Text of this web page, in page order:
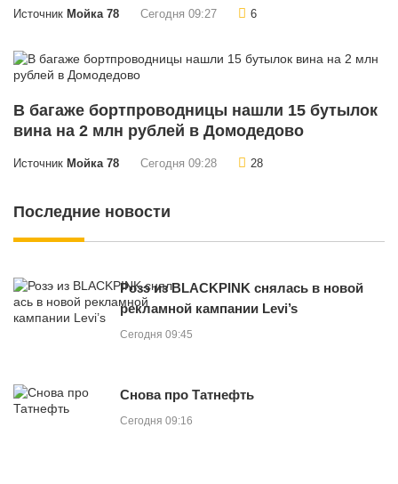
Источник Мойка 78 Сегодня 09:27 6
В багаже бортпроводницы нашли 15 бутылок
вина на 2 млн рублей в Домодедово
Источник Мойка 78 Сегодня 09:28 28
Последние новости
Розэ из BLACKPINK снялась в новой
рекламной кампании Levi’s
Сегодня 09:45
Снова про Татнефть
Сегодня 09:16